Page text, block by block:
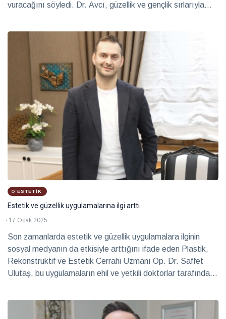
vuracağını söyledi. Dr. Avcı, güzellik ve gençlik sırlarıyla
etti.
ESTETIK
Estetik ve güzellik uygulamalarına ilgi arttı
17 Ocak 2025
Son zamanlarda estetik ve güzellik uygulamalara ilginin
sosyal medyanın da etkisiyle arttığını ifade eden Plastik,
Rekonstrüktif ve Estetik Cerrahi Uzmanı Op. Dr. Saffet
Ulutaş, bu uygulamaların ehil ve yetkili doktorlar tarafından